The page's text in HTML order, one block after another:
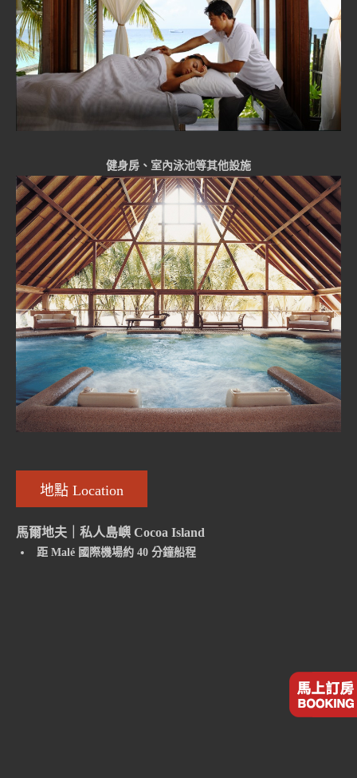
健身房、室內泳池等其他設施
地點 Location
馬爾地夫｜私人島嶼 Cocoa Island
距 Malé 國際機場約 40 分鐘船程